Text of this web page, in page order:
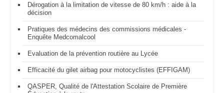
Dérogation à la limitation de vitesse de 80 km/h : aide à la
décision
Pratiques des médecins des commissions médicales -
Enquête Medcomalcool
Evaluation de la prévention routière au Lycée
Efficacité du gilet airbag pour motocyclistes (EFFIGAM)
QASPER, Qualité de l'Attestation Scolaire de Première